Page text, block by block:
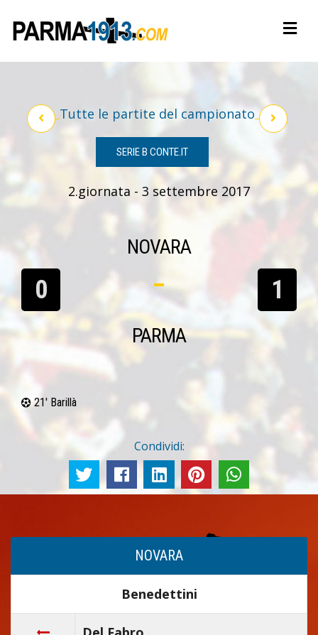
Tutte le partite del campionato
SERIE B CONTE.IT
2.giornata - 3 settembre 2017
NOVARA
0 1
PARMA
21' Barillà
Condividi:
NOVARA
Benedettini